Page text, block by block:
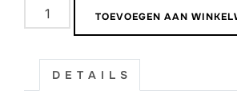
Geboortesteen
Zilver
aantal
TOEVOEGEN AAN
D E T A I L S